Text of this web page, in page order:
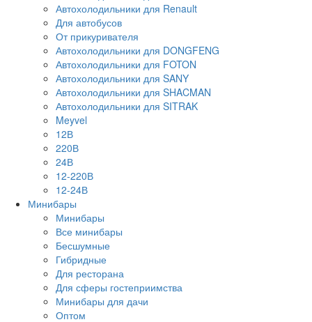
Автохолодильники для Renault
Для автобусов
От прикуривателя
Автохолодильники для DONGFENG
Автохолодильники для FOTON
Автохолодильники для SANY
Автохолодильники для SHACMAN
Автохолодильники для SITRAK
Meyvel
12В
220В
24В
12-220В
12-24В
Минибары
Минибары
Все минибары
Бесшумные
Гибридные
Для ресторана
Для сферы гостеприимства
Минибары для дачи
Оптом